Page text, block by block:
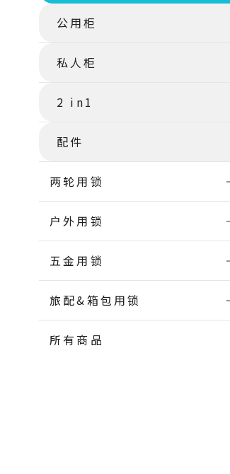
公用柜
私人柜
2 in1
配件
两轮用锁
户外用锁
五金用锁
旅配&箱包用锁
所有商品